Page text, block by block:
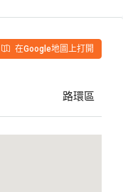
在Google地圖上打開
路環區